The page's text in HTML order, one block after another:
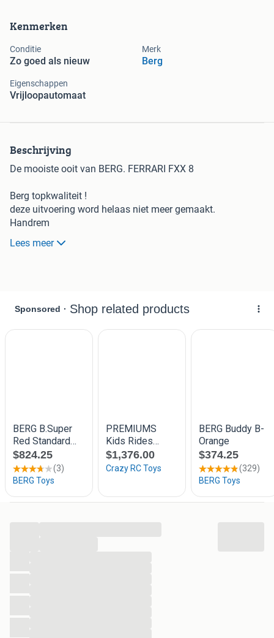
Kenmerken
Conditie
Zo goed als nieuw
Merk
Berg
Eigenschappen
Vrijloopautomaat
Beschrijving
De mooiste ooit van BERG. FERRARI FXX 8
Berg topkwaliteit !
deze uitvoering word helaas niet meer gemaakt.
Handrem
7 versnelling
Vrijloop automaat
Deze keurige FERRARI zoekt een nieuwe eigenaar 😊
Lees meer